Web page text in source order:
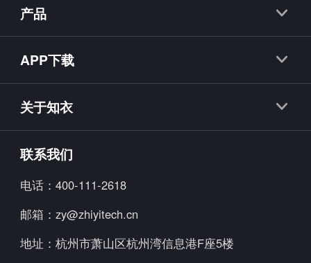
产品
知款
知小布
知小衣
海外探款
美念
炼丹炉
APP下载
海外探款APP
关于知衣
加入我们
行业资讯
公司动态
联系我们
电话： 400-111-2618
邮箱： zy@zhiyitech.cn
地址： 杭州市萧山区杭州湾信息港F座5楼